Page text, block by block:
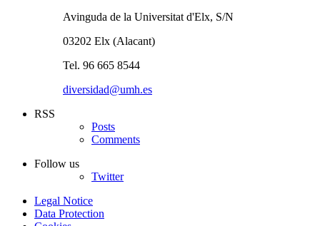
Avinguda de la Universitat d'Elx, S/N
03202 Elx (Alacant)
Tel. 96 665 8544
diversidad@umh.es
RSS
Posts
Comments
Follow us
Twitter
Legal Notice
Data Protection